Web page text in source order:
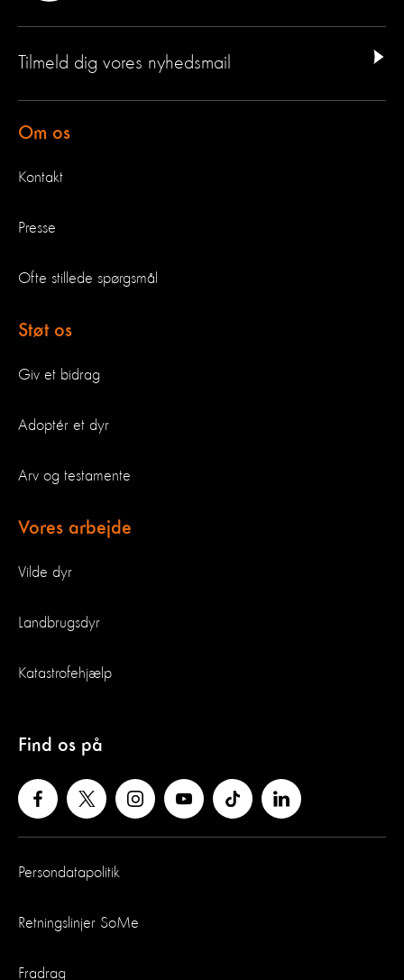
Tilmeld dig vores nyhedsmail
Om os
Kontakt
Presse
Ofte stillede spørgsmål
Støt os
Giv et bidrag
Adoptér et dyr
Arv og testamente
Vores arbejde
Vilde dyr
Landbrugsdyr
Katastrofehjælp
Find os på
Persondatapolitik
Retningslinjer SoMe
Fradrag